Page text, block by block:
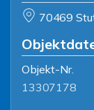
70469
Objekt-Nr.
13307178